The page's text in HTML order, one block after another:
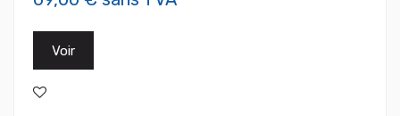
Voir